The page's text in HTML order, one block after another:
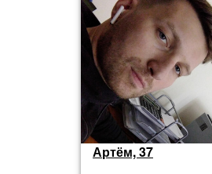
Артём, 37